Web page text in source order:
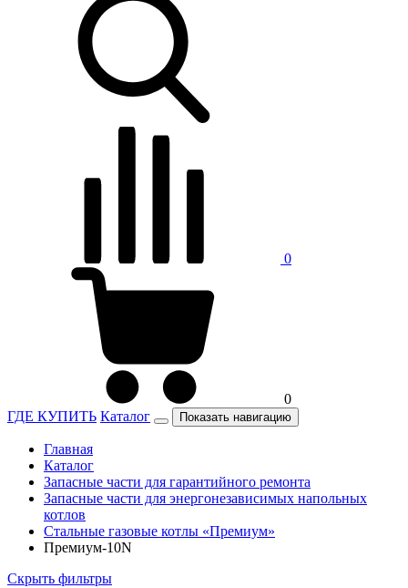
0
0
ГДЕ КУПИТЬ Каталог Показать навигацию
Главная
Каталог
Запасные части для гарантийного ремонта
Запасные части для энергонезависимых напольных
котлов
Стальные газовые котлы «Премиум»
Премиум-10N
Скрыть фильтры